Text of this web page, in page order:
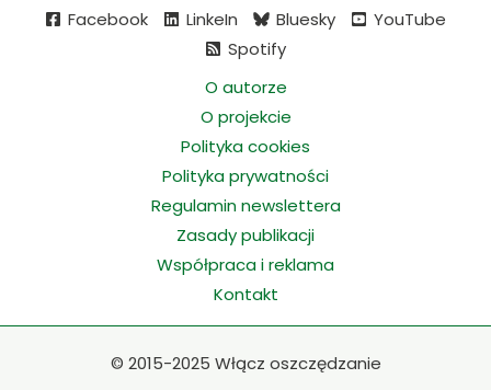
Facebook
LinkeIn Bluesky
YouTube
Spotify
O autorze
O projekcie
Polityka cookies
Polityka prywatności
Regulamin newslettera
Zasady publikacji
Współpraca i reklama
Kontakt
© 2015-2025 Włącz oszczędzanie